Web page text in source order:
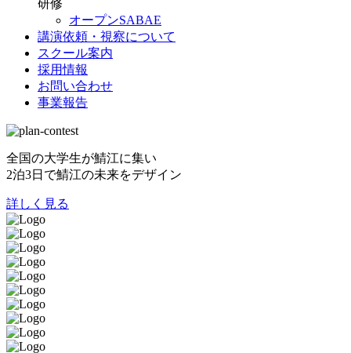
研修
オープンSABAE
講演依頼・視察について
スクール案内
採用情報
お問い合わせ
事業報告
全国の大学生が鯖江に集い
2泊3日で鯖江の未来をデザイン
詳しく見る